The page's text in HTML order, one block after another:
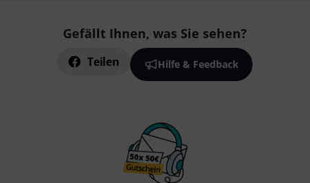
Gefällt Ihnen, was Sie sehen?
Teilen Hilfe & Feedback